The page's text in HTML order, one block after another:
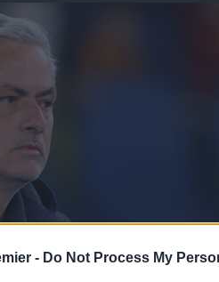
- Do Not Process My